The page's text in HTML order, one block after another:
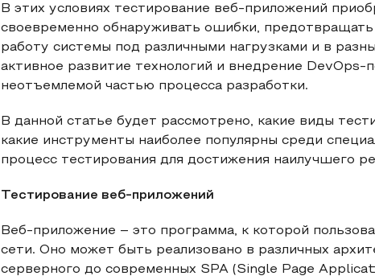
В этих условиях тестирование веб-приложений
своевременно обнаруживать ошибки,
работу системы под различными нагрузками и в
активное развитие технологий и внедрение DevOps-
неотъемлемой частью процесса разработки.
В данной статье будет рассмотрено, какие виды
какие инструменты наиболее популярны среди
процесс тестирования для достижения наилучшего
Тестирование веб-приложений
Веб-приложение – это программа, к которой
сети. Оно может быть реализовано в различных
серверного до современных SPA (Single Page